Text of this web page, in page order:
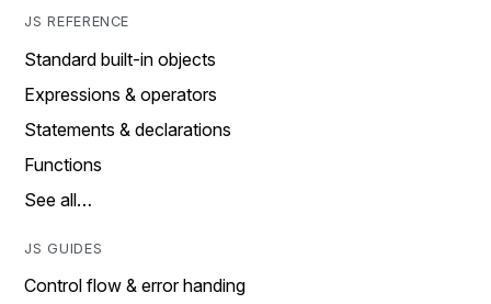
JS REFERENCE
Standard built-in objects
Expressions & operators
Statements & declarations
Functions
See all…
JS GUIDES
Control flow & error handing